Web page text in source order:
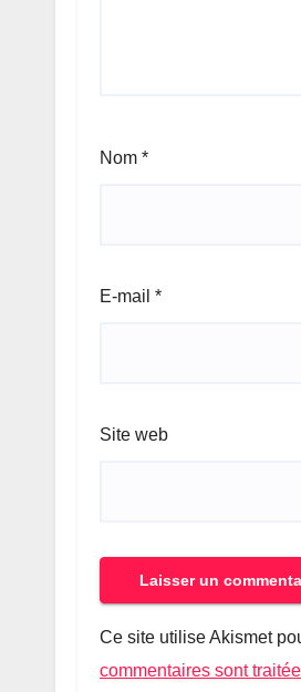
Nom *
E-mail *
Site web
Ce site utilise Akismet
commentaires sont